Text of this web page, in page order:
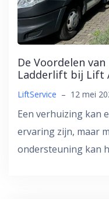
De Voordelen
Ladderlift bij Lift
LiftService – 12 mei
Een verhuizing kan
ervaring zijn, maar
ondersteuning kan